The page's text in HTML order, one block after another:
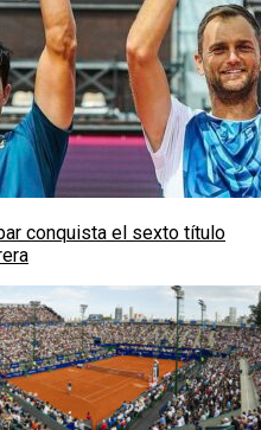
conquista el sexto título